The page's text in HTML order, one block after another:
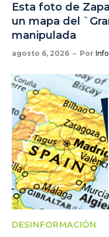
Esta foto de
un mapa del
manipulada
agosto 6, 2026 Por
DESINFORMACIÓN